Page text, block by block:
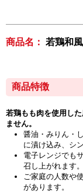
商品名： 若鶏和
商品特徴
若鶏もも肉を使用し
ません。
醤油・みりん・
に漬け込み、シ
電子レンジでも
召し上がれます。
ご家庭の人数や
があります。